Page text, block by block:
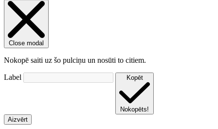
Close modal
Nokopē saiti uz šo pulciņu un nosūti to citiem.
Label Kopēt
Nokopēts!
Aizvērt